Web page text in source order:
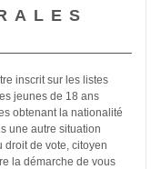
inscrit sur les listes
jeunes de 18 ans
obtenant la nationalité
une autre situation
droit de vote, citoyen
la démarche de vous